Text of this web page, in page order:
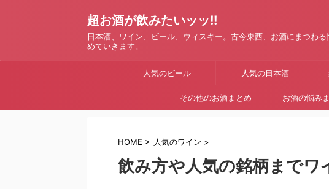
超お酒が飲みたいッッ!!
日本酒、ワイン、ビール、ウィスキー。古今東西、お酒にまつわる
めていきます。
人気のビール 人気の日本酒
その他のお酒まとめ お酒の悩み
HOME > 人気のワイン >
飲み方や人気の銘柄までワ